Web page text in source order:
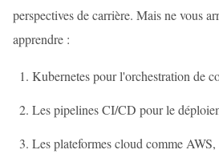
perspectives de carrière. Mais ne vous
apprendre :
Kubernetes pour l'orchestration de
Les pipelines CI/CD pour le
Les plateformes cloud comme